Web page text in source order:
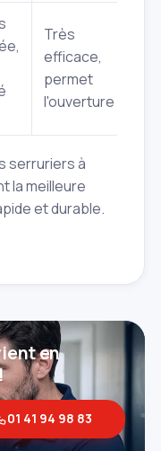
Très
efficace,
permet
l'ouverture
serruriers à
la meilleure
et durable.
en
01 41 94 98 83